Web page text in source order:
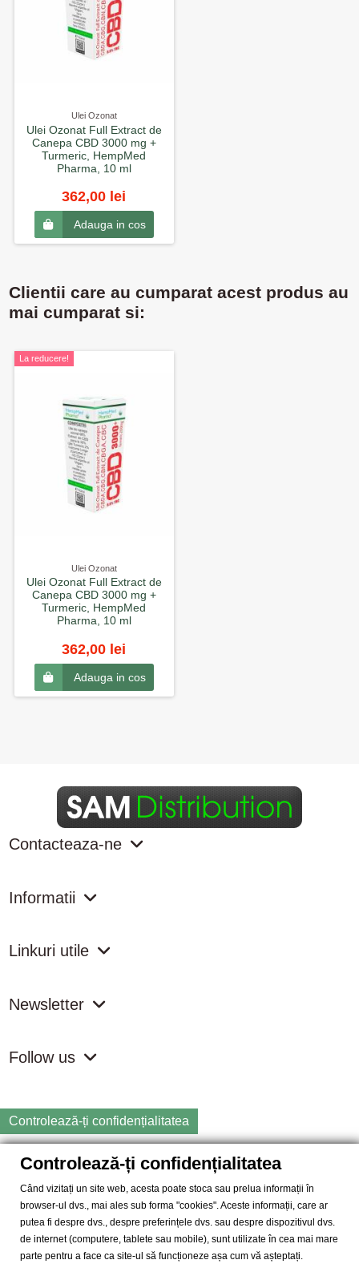
Ulei Ozonat
Ulei Ozonat Full Extract de
Canepa CBD 3000 mg +
Turmeric, HempMed
Pharma, 10 ml
362,00 lei
Adauga in cos
Clientii care au cumparat acest produs au
mai cumparat si:
La reducere!
Ulei Ozonat
Ulei Ozonat Full Extract de
Canepa CBD 3000 mg +
Turmeric, HempMed
Pharma, 10 ml
362,00 lei
Adauga in cos
Contacteaza-ne
Informatii
Linkuri utile
Newsletter
Follow us
Controlează-ți confidențialitatea
Copyright
2026 samdistribution.ro - Magazin online cu Produse
SAM DISTRIBUTION S.R.L.- Cod fiscal: RO14935035, Registrul
Comertului: J40/10004/2002, Adresa: Str. Dimieni, nr. 7, Bucuresti,
sector 5.
Controlează-ți confidențialitatea
Când vizitați un site web, acesta poate stoca sau prelua informații în
browser-ul dvs., mai ales sub forma "cookies". Aceste informații, care ar
putea fi despre dvs., despre preferințele dvs. sau despre dispozitivul dvs.
de internet (computere, tablete sau mobile), sunt utilizate în cea mai mare
parte pentru a face ca site-ul să funcționeze așa cum vă așteptați.